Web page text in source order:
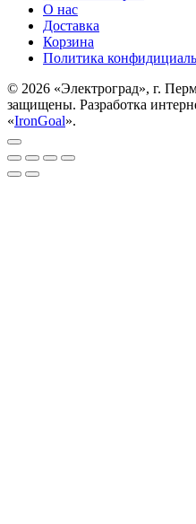
О нас
Доставка
Корзина
Политика
© 2026 «Электроград», г.
защищены. Разработка
«IronGoal».